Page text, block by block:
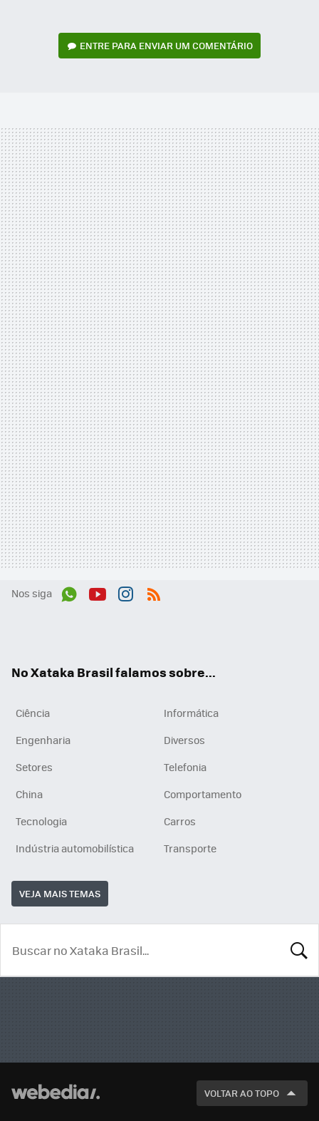
ENTRE PARA ENVIAR UM COMENTÁRIO
Nos siga
No Xataka Brasil falamos sobre...
Ciência
Informática
Engenharia
Diversos
Setores
Telefonia
China
Comportamento
Tecnologia
Carros
Indústria automobilística
Transporte
VEJA MAIS TEMAS
VOLTAR AO TOPO